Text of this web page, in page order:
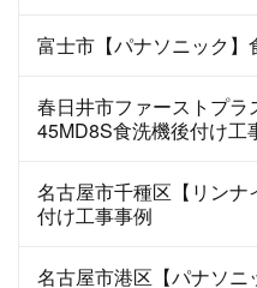
富士市【パナソニック
春日井市ファーストプ
45MD8S食洗機後付け工
名古屋市千種区【リン
付け工事事例
名古屋市港区【パナソ